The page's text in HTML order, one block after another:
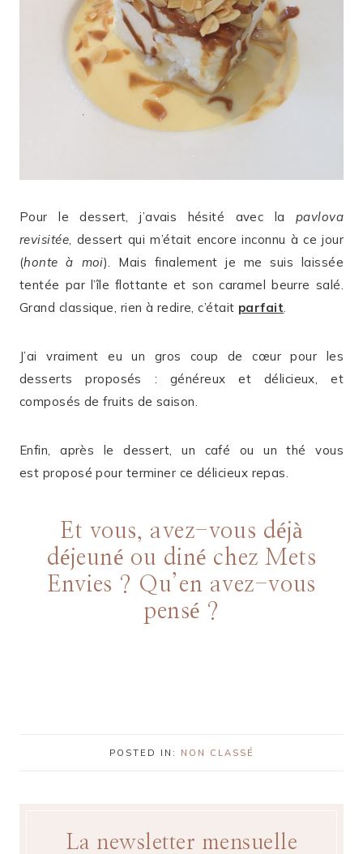
Pour le dessert, j’avais hésité avec la pavlova
revisitée, dessert qui m’était encore inconnu à ce jour
(honte à moi). Mais finalement je me suis laissée
tentée par l’île flottante et son caramel beurre salé.
Grand classique, rien à redire, c’était parfait.
J’ai vraiment eu un gros coup de cœur pour les
desserts proposés : généreux et délicieux, et
composés de fruits de saison.
Enfin, après le dessert, un café ou un thé vous
est proposé pour terminer ce délicieux repas.
Et vous, avez-vous déjà
déjeuné ou diné chez Mets
Envies ? Qu’en avez-vous
pensé ?
POSTED IN: NON CLASSÉ
La newsletter mensuelle